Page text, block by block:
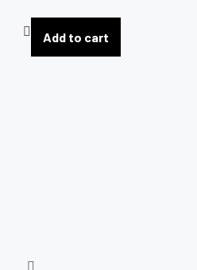
Add to cart